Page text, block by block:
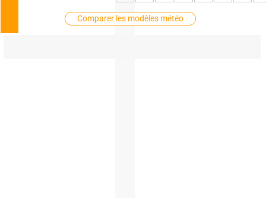
Comparer les modèles météo